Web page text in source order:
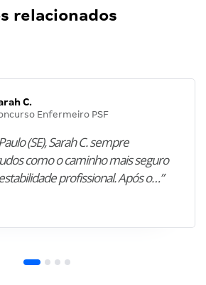
relacionados
C.
Enfermeiro PSF
(SE), Sarah C. sempre
como o caminho mais seguro
profissional. Após o…”